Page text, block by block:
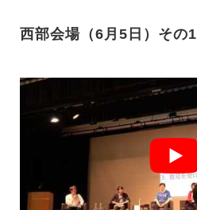
西部会場（6月5日）その1